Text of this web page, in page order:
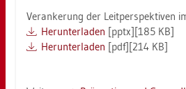
Ver­an­ke­rung der Leit­per­spek­ti­ven
Her­un­ter­la­den [pptx][185 KB]
Her­un­ter­la­den [pdf][214 KB]